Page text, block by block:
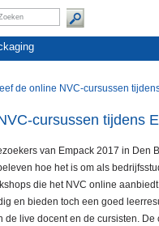
de online NVC-cursussen
cursussen tijdens
van Empack 2017 in Den
hoe het is om als
die het NVC online
en bieden toch een goed
de live docent en de cursisten. De